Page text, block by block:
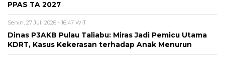
PPAS TA 2027
Senin, 27 Juli 2026 - 16:47 WIT
Dinas P3AKB Pulau Taliabu: Miras Jadi Pemicu Utama
KDRT, Kasus Kekerasan terhadap Anak Menurun